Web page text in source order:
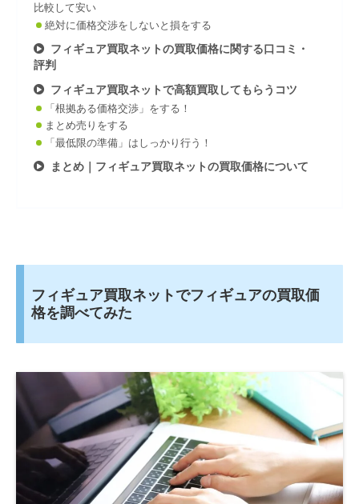
比較して安い
絶対に価格交渉をしないと損をする
フィギュア買取ネットの買取価格に関する口コミ・
評判
フィギュア買取ネットで高額買取してもらうコツ
「根拠ある価格交渉」をする！
まとめ売りをする
「最低限の準備」はしっかり行う！
まとめ｜フィギュア買取ネットの買取価格について
フィギュア買取ネットでフィギュアの買取価
格を調べてみた